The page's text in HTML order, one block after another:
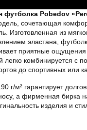
футболка Pobedov
сочетающая
Изготовленная из
эластана,
приятные ощущения
легко комбинируется с
до спортивных или
г/м² гарантирует
а фирменная бирка
изделия и